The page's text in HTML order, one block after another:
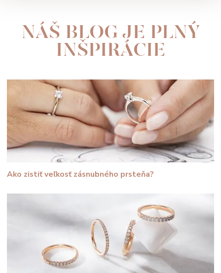
NÁŠ BLOG JE PLNÝ
INŠPIRÁCIE
Ako zistiť veľkosť zásnubného prsteňa?